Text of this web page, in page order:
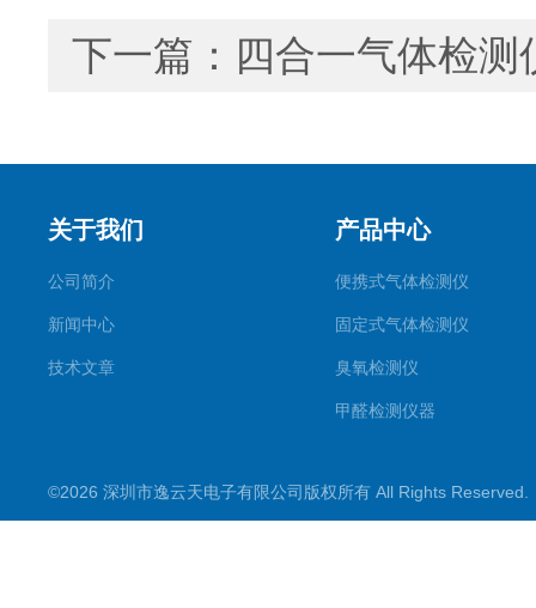
下一篇： 四合一气体检
关于我们
公司简介
新闻中心
技术文章
产品中心
便携式气体检测仪
固定式气体检测仪
臭氧检测仪
甲醛检测仪器
气体报警控制主机
©2026 深圳市逸云天电子有限公司版权所有 All Rights